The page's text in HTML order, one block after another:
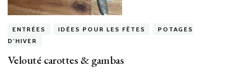
ENTRÉES IDÉES POUR LES FÊTES
POTAGES
D'HIVER
Velouté carottes & gambas